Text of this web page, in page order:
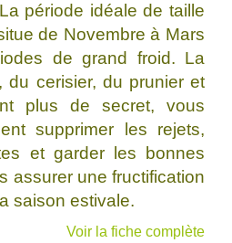
période idéale de taille
de Novembre à Mars
de grand froid. La
du cerisier, du prunier et
plus de secret, vous
supprimer les rejets,
et garder les bonnes
assurer une fructification
saison estivale.
Voir la fiche complète